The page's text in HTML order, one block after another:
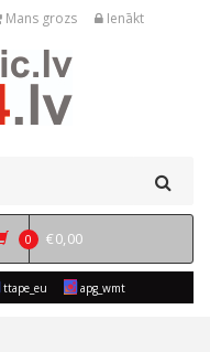
Mans grozs Ienākt
0 €0,00
ttape_eu apg_wmt